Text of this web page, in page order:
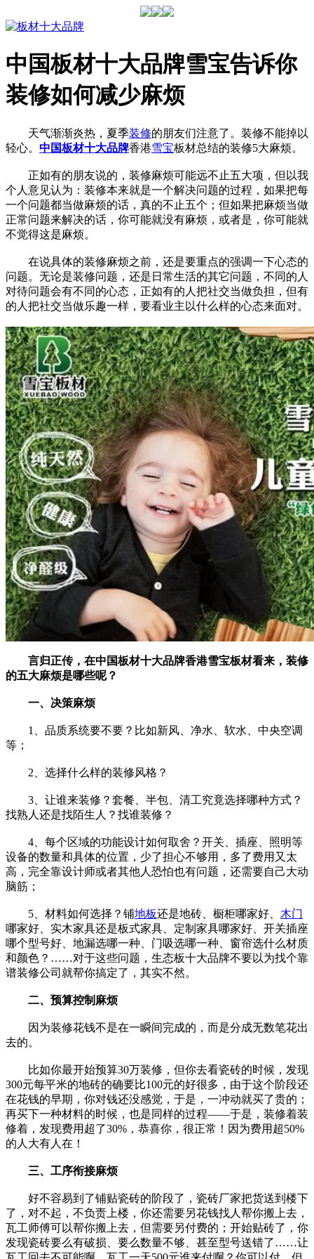
中国板材十大品牌雪宝告诉你
装修如何减少麻烦
天气渐渐炎热，夏季装修的朋友们注意了。装修不能掉以
轻心。 中国板材十大品牌香港雪宝板材总结的装修5大麻烦。
正如有的朋友说的，装修麻烦可能远不止五大项，但以我
个人意见认为：装修本来就是一个解决问题的过程，如果把每
一个问题都当做麻烦的话，真的不止五个；但如果把麻烦当做
正常问题来解决的话，你可能就没有麻烦，或者是，你可能就
不觉得这是麻烦。
在说具体的装修麻烦之前，还是要重点的强调一下心态的
问题。无论是装修问题，还是日常生活的其它问题，不同的人
对待问题会有不同的心态，正如有的人把社交当做负担，但有
的人把社交当做乐趣一样，要看业主以什么样的心态来面对。
言归正传，在中国板材十大品牌香港雪宝板材看来，装修
的五大麻烦是哪些呢？
一、决策麻烦
1、品质系统要不要？比如新风、净水、软水、中央空调
等；
2、选择什么样的装修风格？
3、让谁来装修？套餐、半包、清工究竟选择哪种方式？
找熟人还是找陌生人？找谁装修？
4、每个区域的功能设计如何取舍？开关、插座、照明等
设备的数量和具体的位置，少了担心不够用，多了费用又太
高，完全靠设计师或者其他人恐怕也有问题，还需要自己大动
脑筋；
5、材料如何选择？铺地板还是地砖、橱柜哪家好、 木门
哪家好、实木家具还是板式家具、定制家具哪家好、开关插座
哪个型号好、地漏选哪一种、门吸选哪一种、窗帘选什么材质
和颜色？……对于这些问题，生态板十大品牌不要以为找个靠
谱装修公司就帮你搞定了，其实不然。
二、预算控制麻烦
因为装修花钱不是在一瞬间完成的，而是分成无数笔花出
去的。
比如你最开始预算30万装修，但你去看瓷砖的时候，发现
300元每平米的地砖的确要比100元的好很多，由于这个阶段还
在花钱的早期，你对钱还没感觉，于是，一冲动就买了贵的；
再买下一种材料的时候，也是同样的过程——于是，装修着装
修着，发现费用超了30%，恭喜你，很正常！因为费用超50%
的人大有人在！
三、工序衔接麻烦
好不容易到了铺贴瓷砖的阶段了，瓷砖厂家把货送到楼下
了，对不起，不负责上楼，你还需要另花钱找人帮你搬上去，
瓦工师傅可以帮你搬上去，但需要另付费的；开始贴砖了，你
发现瓷砖要么有破损、要么数量不够、甚至型号送错了……让